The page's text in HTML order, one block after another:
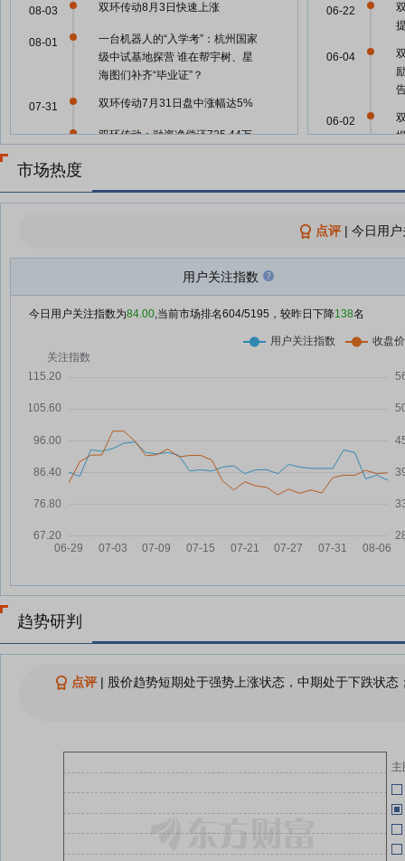
双环传动8月3日快速上涨
08-03
一台机器人的“入学考”：杭州国家
级中试基地探营 谁在帮宇树、星
海图们补齐“毕业证”？
08-01
双环传动7月31日盘中涨幅达5%
07-31
双环传动：融资净偿还725.44万
07-31
双环传动：融资净买入339.62万
双环传动：融资净买入633.37万
07-24
07-23
07-23
双环传动：融资净偿还297.91万
元，融资余额10.69亿元
07-22
双环传动7月20日盘中跌幅达5%
查看更多
06-22
06-04
06-02
05-27
05-27
04-27
市场热度
点评| 今日用
用户关注指数
今日用户关注指数为84.00,当前市场排名604/5195，较昨日下降138名
趋势研判
点评| 股价趋势短期处于强势上涨状态，中期处于下跌状
主